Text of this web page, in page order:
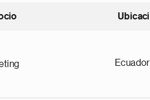
ascendente
Ecuador